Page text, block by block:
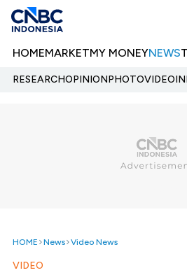
HOMEMARKETMY MONEYNEWS
RESEARCHOPINIONPHOTOVIDEO
HOME News Video News
VIDEO